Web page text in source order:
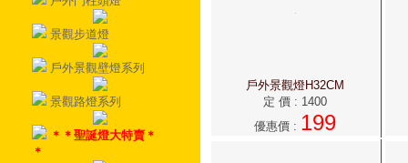
景觀步道燈
戶外景觀壁燈系列
景觀路燈系列
＊＊聖誕燈大特賣＊
＊
戶外景觀燈H32CM
定 價 : 1400
優惠價 : 199